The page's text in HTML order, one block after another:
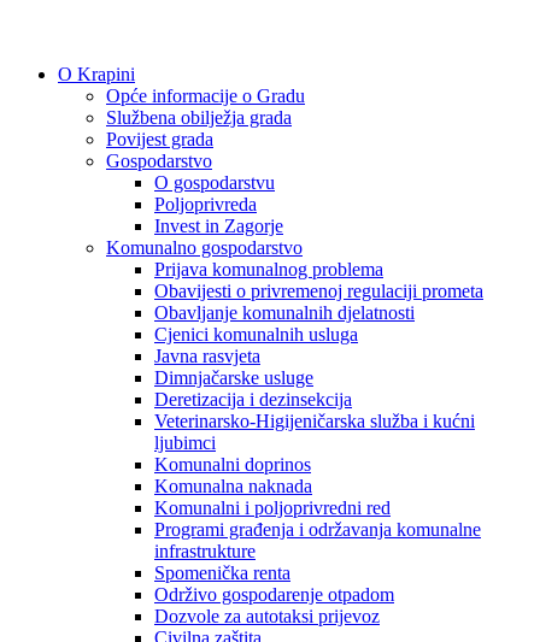
O Krapini
Opće informacije o Gradu
Službena obilježja grada
Povijest grada
Gospodarstvo
O gospodarstvu
Poljoprivreda
Invest in Zagorje
Komunalno gospodarstvo
Prijava komunalnog problema
Obavijesti o privremenoj regulaciji prometa
Obavljanje komunalnih djelatnosti
Cjenici komunalnih usluga
Javna rasvjeta
Dimnjačarske usluge
Deretizacija i dezinsekcija
Veterinarsko-Higijeničarska služba i kućni
ljubimci
Komunalni doprinos
Komunalna naknada
Komunalni i poljoprivredni red
Programi građenja i održavanja komunalne
infrastrukture
Spomenička renta
Održivo gospodarenje otpadom
Dozvole za autotaksi prijevoz
Civilna zaštita